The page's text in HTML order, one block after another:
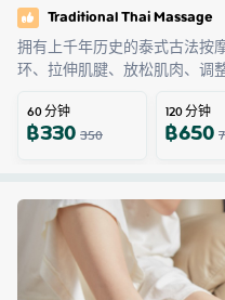
Traditional Thai Massage
拥有上千年历史的泰式古法按
环、拉伸肌腱、放松肌肉、调
60分钟
฿330350
120分钟
฿650